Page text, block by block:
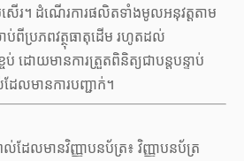
សើរ។ ដំណើរការផលិតទាំងមូលអនុវត្តតាម
ពីប្រភពវត្ថុធាតុដើម រហូតដល់
ប់ ដោយមានការត្រួតពិនិត្យជាបន្តបន្ទាប់
លមានការបញ្ជាក់។
ែលមានវិញ្ញាបនប័ត្រ៖ វិញ្ញាបនប័ត្រ